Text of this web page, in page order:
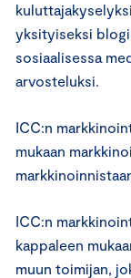
yksityiseksi
sosiaalisessa
arvosteluksi.
ICC:n
mukaan
ICC:n
kappaleen
muun toimijan,